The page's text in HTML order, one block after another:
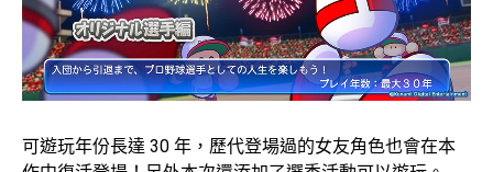
可遊玩年份長達 30 年，歷代登場過的女友角色也會在本